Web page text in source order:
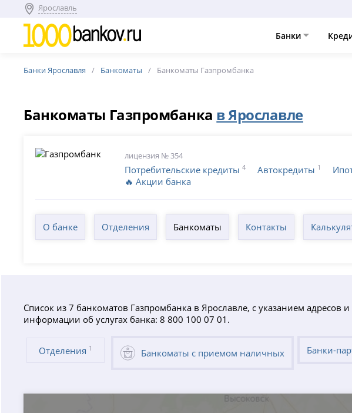
Ярославль
Банки
Банки Ярославля Банкоматы Банкоматы Газпромбанка
Банкоматы Газпромбанка в Ярославле
лицензия № 354
Потребительские кредиты 4 Автокредиты 1
🔥 Акции банка
О банке Отделения Банкоматы Контакты
Список из 7 банкоматов Газпромбанка в Ярославле, с указанием
информации об услугах банка: 8 800 100 07 01.
Отделения 1 Банкоматы с приемом наличных Банки-